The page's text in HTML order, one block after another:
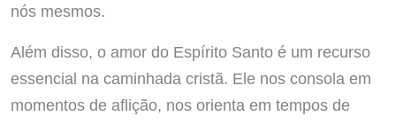
nós mesmos.
Além disso, o amor do Espírito Santo é um recurso
essencial na caminhada cristã. Ele nos consola em
momentos de aflição, nos orienta em tempos de